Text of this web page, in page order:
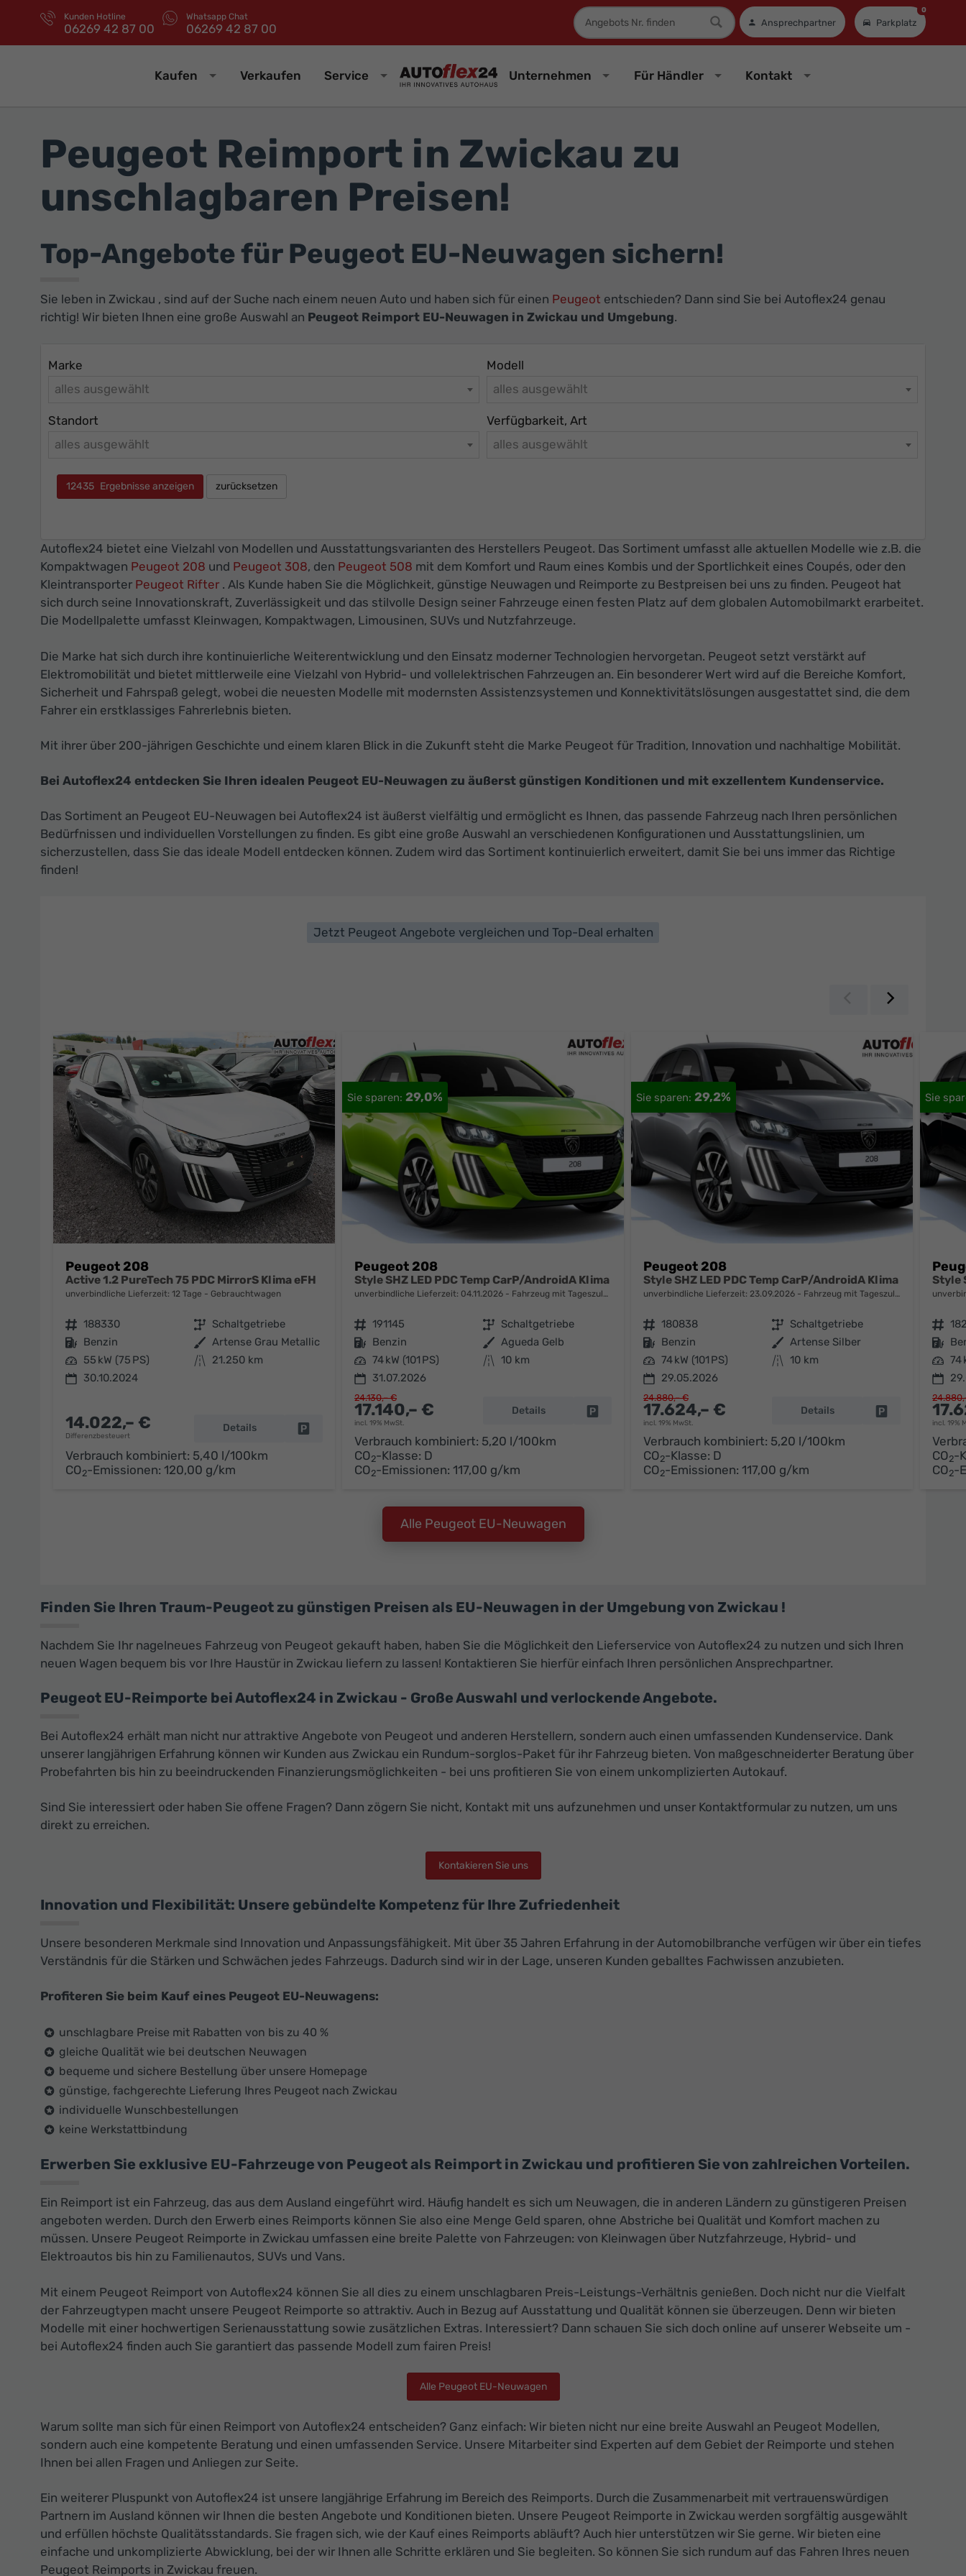
Kunden Hotline
06269 42 87 00
Whatsapp Chat
06269 42 87 00
Fahrzeugnummer
Ansprechpartner Parkplatz
0
Kaufen Verkaufen Service Unternehmen Für Händler Kontakt
Peugeot Reimport in Zwickau zu
unschlagbaren Preisen!
Top-Angebote für Peugeot EU-Neuwagen sichern!
Sie leben in Zwickau , sind auf der Suche nach einem neuen Auto und haben sich für einen Peugeot entschieden? Dann sind Sie bei Autoflex24 genau
richtig! Wir bieten Ihnen eine große Auswahl an Peugeot Reimport EU-Neuwagen in Zwickau und Umgebung.
Marke
alles ausgewählt
Modell
alles ausgewählt
Standort
alles ausgewählt
Verfügbarkeit, Art
alles ausgewählt
12435 Ergebnisse anzeigen zurücksetzen
Autoflex24 bietet eine Vielzahl von Modellen und Ausstattungsvarianten des Herstellers Peugeot. Das Sortiment umfasst alle aktuellen Modelle wie z.B. die
Kompaktwagen Peugeot 208 und Peugeot 308, den Peugeot 508 mit dem Komfort und Raum eines Kombis und der Sportlichkeit eines Coupés, oder den
Kleintransporter Peugeot Rifter . Als Kunde haben Sie die Möglichkeit, günstige Neuwagen und Reimporte zu Bestpreisen bei uns zu finden. Peugeot hat
sich durch seine Innovationskraft, Zuverlässigkeit und das stilvolle Design seiner Fahrzeuge einen festen Platz auf dem globalen Automobilmarkt erarbeitet.
Die Modellpalette umfasst Kleinwagen, Kompaktwagen, Limousinen, SUVs und Nutzfahrzeuge.
Die Marke hat sich durch ihre kontinuierliche Weiterentwicklung und den Einsatz moderner Technologien hervorgetan. Peugeot setzt verstärkt auf
Elektromobilität und bietet mittlerweile eine Vielzahl von Hybrid- und vollelektrischen Fahrzeugen an. Ein besonderer Wert wird auf die Bereiche Komfort,
Sicherheit und Fahrspaß gelegt, wobei die neuesten Modelle mit modernsten Assistenzsystemen und Konnektivitätslösungen ausgestattet sind, die dem
Fahrer ein erstklassiges Fahrerlebnis bieten.
Mit ihrer über 200-jährigen Geschichte und einem klaren Blick in die Zukunft steht die Marke Peugeot für Tradition, Innovation und nachhaltige Mobilität.
Bei Autoflex24 entdecken Sie Ihren idealen Peugeot EU-Neuwagen zu äußerst günstigen Konditionen und mit exzellentem Kundenservice.
Das Sortiment an Peugeot EU-Neuwagen bei Autoflex24 ist äußerst vielfältig und ermöglicht es Ihnen, das passende Fahrzeug nach Ihren persönlichen
Bedürfnissen und individuellen Vorstellungen zu finden. Es gibt eine große Auswahl an verschiedenen Konfigurationen und Ausstattungslinien, um
sicherzustellen, dass Sie das ideale Modell entdecken können. Zudem wird das Sortiment kontinuierlich erweitert, damit Sie bei uns immer das Richtige
finden!
Jetzt Peugeot Angebote vergleichen und Top-Deal erhalten
Zurück
Peugeot 208
Active 1.2 PureTech 75 PDC MirrorS Klima eFH
unverbindliche Lieferzeit: 12 Tage Gebrauchtwagen
Fahrzeugnr. 188330 Getriebe Schaltgetriebe
Kraftstoff Benzin Außenfarbe Artense Grau Metallic
Leistung 55 kW (75 PS) Kilometerstand
21.250 km
30.10.2024
14.022,– €
Differenzbesteuert
Details Fahrzeug parken
Verbrauch kombiniert: 5,40 l/100km
CO2-Emissionen: 120,00 g/km
29,0%
Peugeot 208
Style SHZ LED PDC Temp CarP/AndroidA Klima
unverbindliche Lieferzeit: 04.11.2026 Fahrzeug mit Tageszulassung
Fahrzeugnr. 191145 Getriebe Schaltgetriebe
Kraftstoff Benzin Außenfarbe Agueda Gelb
Leistung 74 kW (101 PS) Kilometerstand 10 km
31.07.2026
17.140,– €
incl. 19% MwSt.
24.130,– €
Details Fahrzeug parken
Verbrauch kombiniert: 5,20 l/100km
CO2-Klasse: D
CO2-Emissionen: 117,00 g/km
29,2%
Peugeot 208
Style SHZ LED PDC Temp CarP/AndroidA Klima
unverbindliche Lieferzeit: 23.09.2026 Fahrzeug mit Tageszulassung
Fahrzeugnr. 180838 Getriebe Schaltgetriebe
Kraftstoff Benzin Außenfarbe Artense Silber
Leistung 74 kW (101 PS) Kilometerstand 10 km
29.05.2026
17.624,– €
incl. 19% MwSt.
24.880,– €
Details Fahrzeug parken
Verbrauch kombiniert: 5,20 l/100km
CO2-Klasse: D
CO2-Emissionen: 117,00 g/km
Style
Fahrzeugnr.
Kraftstoff
Leistung 74
incl. 19%
CO2-
CO2-
Alle Peugeot EU-Neuwagen
Finden Sie Ihren Traum-Peugeot zu günstigen Preisen als EU-Neuwagen in der Umgebung von Zwickau !
Nachdem Sie Ihr nagelneues Fahrzeug von Peugeot gekauft haben, haben Sie die Möglichkeit den Lieferservice von Autoflex24 zu nutzen und sich Ihren
neuen Wagen bequem bis vor Ihre Haustür in Zwickau liefern zu lassen! Kontaktieren Sie hierfür einfach Ihren persönlichen Ansprechpartner.
Peugeot EU-Reimporte bei Autoflex24 in Zwickau - Große Auswahl und verlockende Angebote.
Bei Autoflex24 erhält man nicht nur attraktive Angebote von Peugeot und anderen Herstellern, sondern auch einen umfassenden Kundenservice. Dank
unserer langjährigen Erfahrung können wir Kunden aus Zwickau ein Rundum-sorglos-Paket für ihr Fahrzeug bieten. Von maßgeschneiderter Beratung über
Probefahrten bis hin zu beeindruckenden Finanzierungsmöglichkeiten - bei uns profitieren Sie von einem unkomplizierten Autokauf.
Sind Sie interessiert oder haben Sie offene Fragen? Dann zögern Sie nicht, Kontakt mit uns aufzunehmen und unser Kontaktformular zu nutzen, um uns
direkt zu erreichen.
Kontakieren Sie uns
Innovation und Flexibilität: Unsere gebündelte Kompetenz für Ihre Zufriedenheit
Unsere besonderen Merkmale sind Innovation und Anpassungsfähigkeit. Mit über 35 Jahren Erfahrung in der Automobilbranche verfügen wir über ein tiefes
Verständnis für die Stärken und Schwächen jedes Fahrzeugs. Dadurch sind wir in der Lage, unseren Kunden geballtes Fachwissen anzubieten.
Profiteren Sie beim Kauf eines Peugeot EU-Neuwagens:
unschlagbare Preise mit Rabatten von bis zu 40 %
gleiche Qualität wie bei deutschen Neuwagen
bequeme und sichere Bestellung über unsere Homepage
günstige, fachgerechte Lieferung Ihres Peugeot nach Zwickau
individuelle Wunschbestellungen
keine Werkstattbindung
Erwerben Sie exklusive EU-Fahrzeuge von Peugeot als Reimport in Zwickau und profitieren Sie von zahlreichen Vorteilen.
Ein Reimport ist ein Fahrzeug, das aus dem Ausland eingeführt wird. Häufig handelt es sich um Neuwagen, die in anderen Ländern zu günstigeren Preisen
angeboten werden. Durch den Erwerb eines Reimports können Sie also eine Menge Geld sparen, ohne Abstriche bei Qualität und Komfort machen zu
müssen. Unsere Peugeot Reimporte in Zwickau umfassen eine breite Palette von Fahrzeugen: von Kleinwagen über Nutzfahrzeuge, Hybrid- und
Elektroautos bis hin zu Familienautos, SUVs und Vans.
Mit einem Peugeot Reimport von Autoflex24 können Sie all dies zu einem unschlagbaren Preis-Leistungs-Verhältnis genießen. Doch nicht nur die Vielfalt
der Fahrzeugtypen macht unsere Peugeot Reimporte so attraktiv. Auch in Bezug auf Ausstattung und Qualität können sie überzeugen. Denn wir bieten
Modelle mit einer hochwertigen Serienausstattung sowie zusätzlichen Extras. Interessiert? Dann schauen Sie sich doch online auf unserer Webseite um -
bei Autoflex24 finden auch Sie garantiert das passende Modell zum fairen Preis!
Alle Peugeot EU-Neuwagen
Warum sollte man sich für einen Reimport von Autoflex24 entscheiden? Ganz einfach: Wir bieten nicht nur eine breite Auswahl an Peugeot Modellen,
sondern auch eine kompetente Beratung und einen umfassenden Service. Unsere Mitarbeiter sind Experten auf dem Gebiet der Reimporte und stehen
Ihnen bei allen Fragen und Anliegen zur Seite.
Ein weiterer Pluspunkt von Autoflex24 ist unsere langjährige Erfahrung im Bereich des Reimports. Durch die Zusammenarbeit mit vertrauenswürdigen
Partnern im Ausland können wir Ihnen die besten Angebote und Konditionen bieten. Unsere Peugeot Reimporte in Zwickau werden sorgfältig ausgewählt
und erfüllen höchste Qualitätsstandards. Sie fragen sich, wie der Kauf eines Reimports abläuft? Auch hier unterstützen wir Sie gerne. Wir bieten eine
einfache und unkomplizierte Abwicklung, bei der wir Ihnen alle Schritte erklären und Sie begleiten. So können Sie sich rundum auf das Fahren Ihres neuen
Peugeot Reimports in Zwickau freuen.